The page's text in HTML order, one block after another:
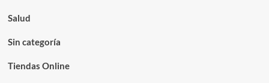
Salud
Sin categoría
Tiendas Online